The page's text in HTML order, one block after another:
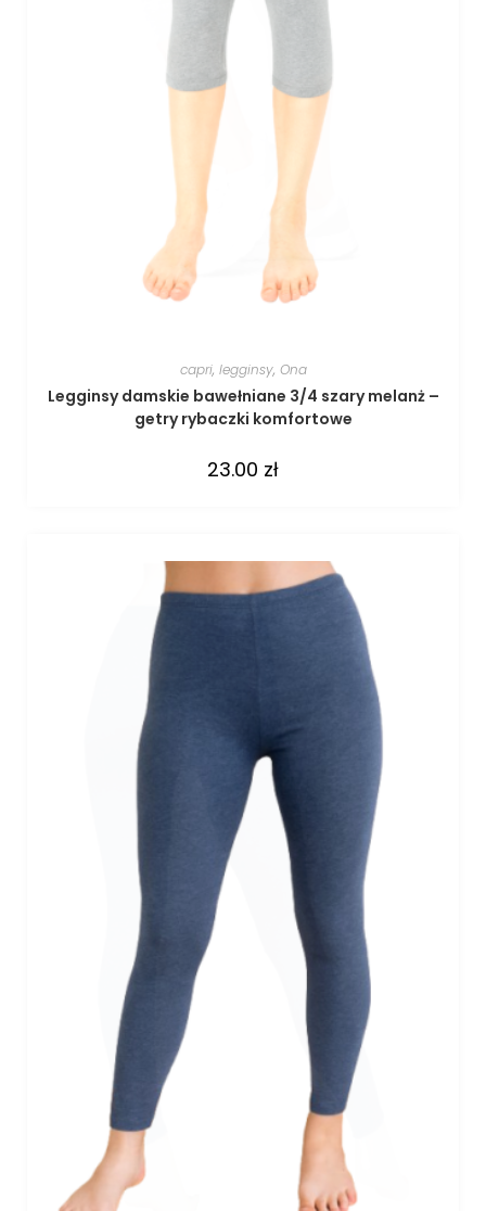
capri, legginsy, Ona
Legginsy damskie bawełniane 3/4 szary melanż –
getry rybaczki komfortowe
23.00 zł